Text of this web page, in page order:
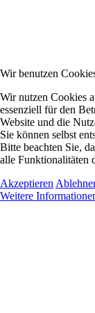
Wir benutzen
Wir nutzen Cookies
essenziell für den
Website und die
Sie können selbst
Bitte beachten Sie,
alle Funktionalitäten
Akzeptieren
Weitere